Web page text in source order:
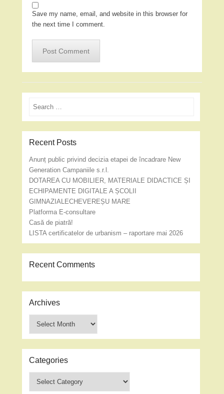
Save my name, email, and website in this browser for
the next time I comment.
Search
Recent Posts
Anunț public privind decizia etapei de încadrare New
Generation Campaniile s.r.l.
DOTAREA CU MOBILIER, MATERIALE DIDACTICE ȘI
ECHIPAMENTE DIGITALE A ȘCOLII
GIMNAZIALECHEVEREȘU MARE
Platforma E-consultare
Casă de piatră!
LISTA certificatelor de urbanism – raportare mai 2026
Recent Comments
Archives
Categories